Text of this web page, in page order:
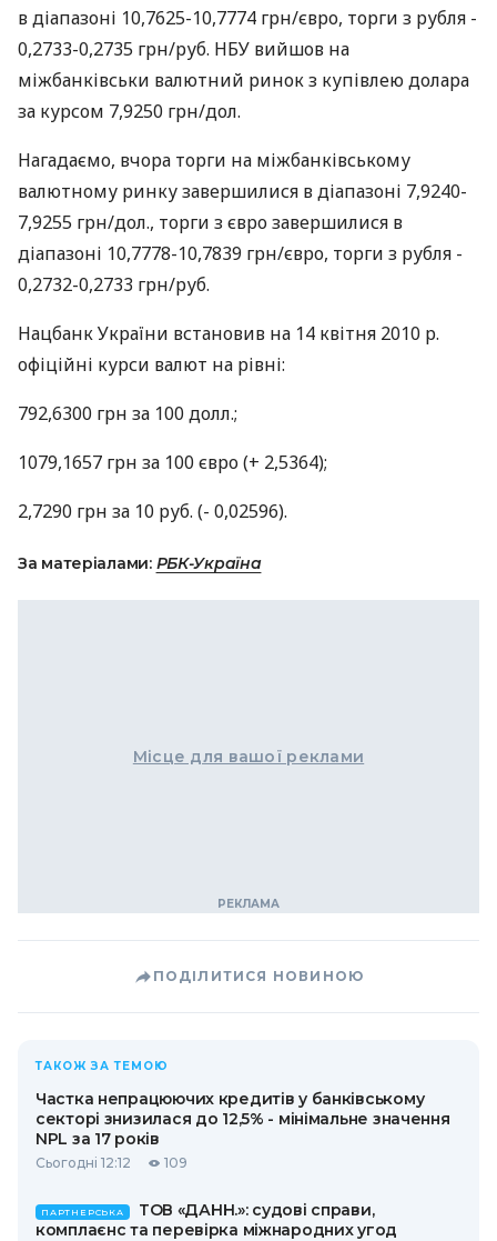
в діапазоні 10,7625-10,7774 грн/євро, торги з рубля -
0,2733-0,2735 грн/руб. НБУ вийшов на
міжбанківськи валютний ринок з купівлею долара
за курсом 7,9250 грн/дол.
Нагадаємо, вчора торги на міжбанківському
валютному ринку завершилися в діапазоні 7,9240-
7,9255 грн/дол., торги з євро завершилися в
діапазоні 10,7778-10,7839 грн/євро, торги з рубля -
0,2732-0,2733 грн/руб.
Нацбанк України встановив на 14 квітня 2010 р.
офіційні курси валют на рівні:
792,6300 грн за 100 долл.;
1079,1657 грн за 100 євро (+ 2,5364);
2,7290 грн за 10 руб. (- 0,02596).
За матеріалами: РБК-Україна
Місце для вашої реклами
ПОДІЛИТИСЯ НОВИНОЮ
ТАКОЖ ЗА ТЕМОЮ
Частка непрацюючих кредитів у банківському
секторі знизилася до 12,5% - мінімальне значення
NPL за 17 років
Сьогодні 12:12 109
ПАРТНЕРСЬКА
ТОВ «ДАНН.»: судові справи,
комплаєнс та перевірка міжнародних угод